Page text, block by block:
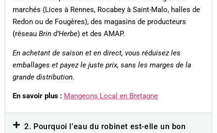
marchés (Lices à Rennes, Rocabey à Saint-Malo, halles de
Redon ou de Fougères), des magasins de producteurs
(réseau Brin d’Herbe) et des AMAP.
En achetant de saison et en direct, vous réduisez les
emballages et payez le juste prix, sans les marges de la
grande distribution.
En savoir plus : Mangeons Local en Bretagne
2. Pourquoi l'eau du robinet est-elle un bon